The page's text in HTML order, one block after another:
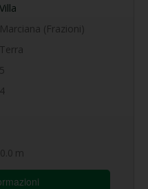
Villa
Marciana (Frazioni)
Terra
5
4
0.0 m